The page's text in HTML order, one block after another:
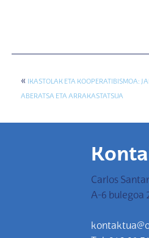
« IKASTOLAK ETA KOOPERATIBISMOA:
ABERATSA ETA ARRAKASTATSUA
Carlos
A-6 bulegoa